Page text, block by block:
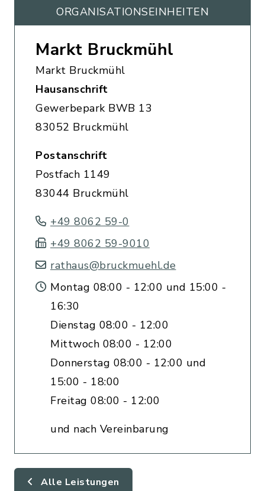
ORGANISATIONS­EINHEITEN
Markt Bruckmühl
Markt Bruckmühl
Hausanschrift
Gewerbepark BWB 13
83052 Bruckmühl
Postanschrift
Postfach 1149
83044 Bruckmühl
+49 8062 59-0
+49 8062 59-9010
rathaus@bruckmuehl.de
Montag 08:00 - 12:00 und 15:00 -
16:30
Dienstag 08:00 - 12:00
Mittwoch 08:00 - 12:00
Donnerstag 08:00 - 12:00 und
15:00 - 18:00
Freitag 08:00 - 12:00
und nach Vereinbarung
Alle Leistungen